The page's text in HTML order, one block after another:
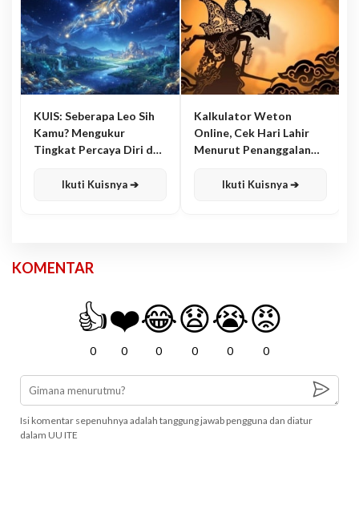
KUIS: Seberapa Leo Sih
Kamu? Mengukur
Tingkat Percaya Diri dan
Ikuti Kuisnya ➔
Kalkulator Weton
Online, Cek Hari Lahir
Menurut Penanggalan
Ikuti Kuisnya ➔
KOMENTAR
👍
0
❤️
0
😂
0
😧
0
😭
0
😡
0
Isi komentar sepenuhnya adalah tanggung jawab pengguna dan diatur
dalam UU ITE